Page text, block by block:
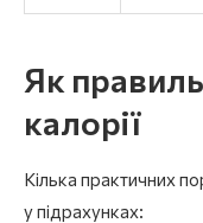
Як
калорії
Кілька практичних
у підрахунках: